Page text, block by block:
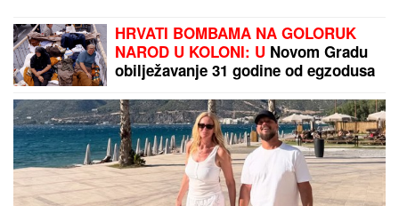
HRVATI BOMBAMA NA GOLORUK
NAROD U KOLONI: U Novom Gradu
obilježavanje 31 godine od egzodusa